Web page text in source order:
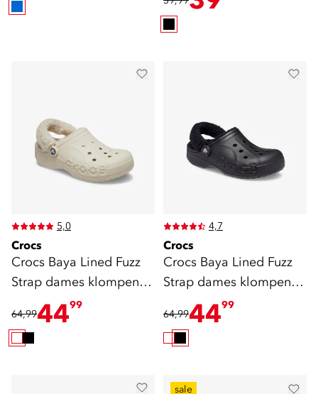
5,0
Crocs
Crocs Baya Lined Fuzz
Strap dames klompen
64,994499
4,7
Crocs
Crocs Baya Lined Fuzz
Strap dames klompen
64,994499
sale